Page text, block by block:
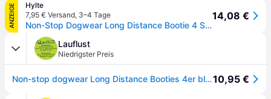
ANZEIGE
Hylte
7,95 € Versand, 3–4 Tage
Non-Stop Dogwear Long Distance Bootie 4 St. Blue - XL
14,08 €
Lauflust
Niedrigster Preis
Non-stop dogwear Long Distance Booties 4er blau |132| Pfotenschutz10,95 €